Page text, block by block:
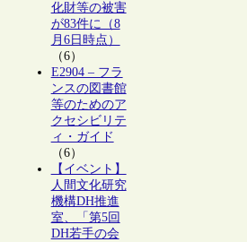
化財等の被害
が83件に（8
月6日時点）
（6）
E2904 – フラ
ンスの図書館
等のためのア
クセシビリテ
ィ・ガイド
（6）
【イベント】
人間文化研究
機構DH推進
室、「第5回
DH若手の会